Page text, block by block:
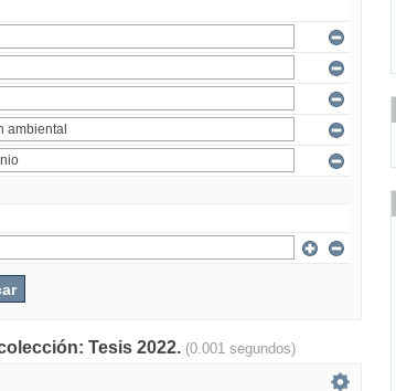
Tesis 2022. (0.001 segundos)